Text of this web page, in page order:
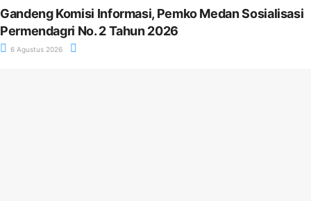
Gandeng Komisi Informasi, Pemko Medan Sosialisasi
Permendagri No. 2 Tahun 2026
6 Agustus 2026